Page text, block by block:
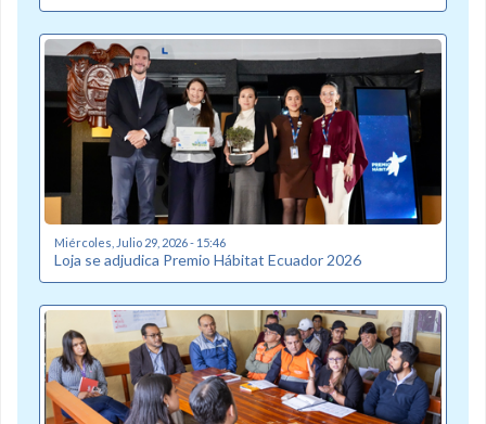
Miércoles, Julio 29, 2026 - 15:46
Loja se adjudica Premio Hábitat Ecuador 2026